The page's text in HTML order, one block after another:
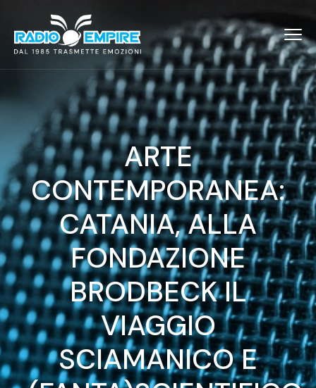
ARTE
CONTEMPORANEA:
CATANIA, ALLA
FONDAZIONE
BRODBECK IL
VIAGGIO
SCIAMANICO E